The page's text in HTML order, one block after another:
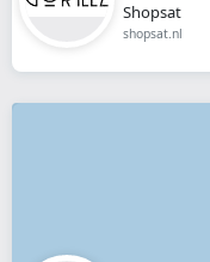
Shopsat
shopsat.nl